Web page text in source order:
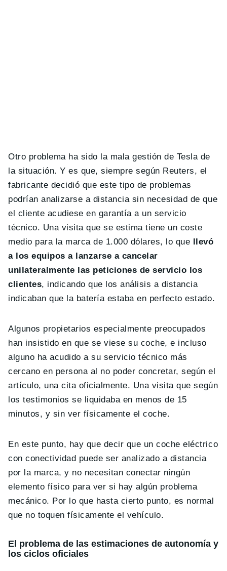
Otro problema ha sido la mala gestión de Tesla de
la situación. Y es que, siempre según Reuters, el
fabricante decidió que este tipo de problemas
podrían analizarse a distancia sin necesidad de que
el cliente acudiese en garantía a un servicio
técnico. Una visita que se estima tiene un coste
medio para la marca de 1.000 dólares, lo que
llevó
a los equipos a lanzarse a cancelar
unilateralmente las peticiones de servicio los
clientes, indicando que los análisis a distancia
indicaban que la batería estaba en perfecto estado.
Algunos propietarios especialmente preocupados
han insistido en que se viese su coche, e incluso
alguno ha acudido a su servicio técnico más
cercano en persona al no poder concretar, según el
artículo, una cita oficialmente. Una visita que según
los testimonios se liquidaba en menos de 15
minutos, y sin ver físicamente el coche.
En este punto, hay que decir que un coche eléctrico
con conectividad puede ser analizado a distancia
por la marca, y no necesitan conectar ningún
elemento físico para ver si hay algún problema
mecánico. Por lo que hasta cierto punto, es normal
que no toquen físicamente el vehículo.
El problema de las estimaciones de autonomía y
los ciclos oficiales